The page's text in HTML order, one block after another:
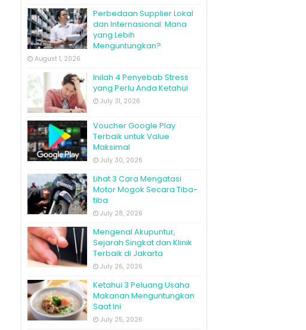
Perbedaan Supplier Lokal
dan Internasional: Mana
yang Lebih
Menguntungkan?
August 1, 2026
Inilah 4 Penyebab Stress
yang Perlu Anda Ketahui
July 31, 2026
Voucher Google Play
Terbaik untuk Value
Maksimal
July 30, 2026
Lihat 3 Cara Mengatasi
Motor Mogok Secara Tiba-
tiba
July 28, 2026
Mengenal Akupuntur,
Sejarah Singkat dan Klinik
Terbaik di Jakarta
July 26, 2026
Ketahui 3 Peluang Usaha
Makanan Menguntungkan
Saat Ini
July 25, 2026